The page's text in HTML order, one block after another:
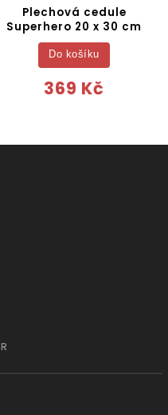
Plechová cedule
Superhero 20 x 30 cm
369 Kč
Do košíku